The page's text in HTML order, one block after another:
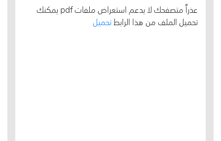
عذراً متصفحك لا يدعم استعراض ملفات pdf يمكنك
تحميل الملف من هذا الرابطتحميل